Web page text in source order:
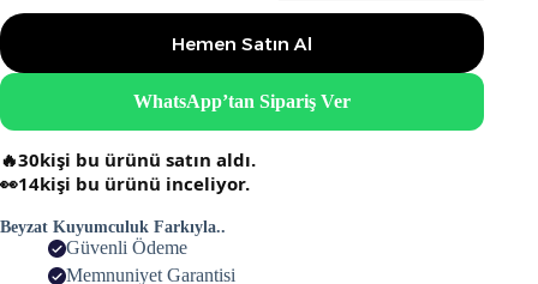
Hemen Satın Al
WhatsApp’tan Sipariş Ver
🔥30kişi bu ürünü satın aldı.
👀14kişi bu ürünü inceliyor.
Beyzat Kuyumculuk Farkıyla..
Güvenli Ödeme
Memnuniyet Garantisi